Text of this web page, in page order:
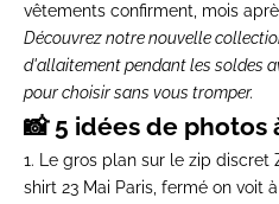
vêtements confirment, mois
Découvrez notrenouvelle
d'allaitementpendant les soldes
pour choisir sans vous tromper.
📸 5 idées de photos
1. Le gros plan sur le zip discret
shirt 23 Mai Paris, fermé on voit